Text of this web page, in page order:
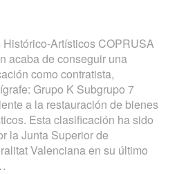
Artísticos COPRUSA
acaba de conseguir una
como contratista,
Grupo K Subgrupo 7
a la restauración de bienes
Esta clasificación ha sido
la Junta Superior de
Valenciana en su último